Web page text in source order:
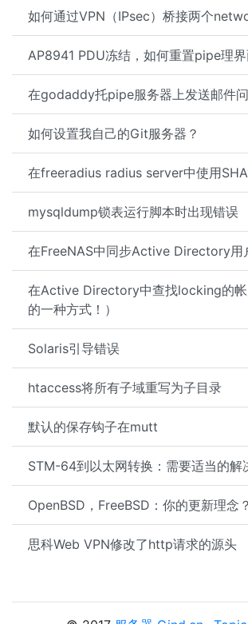
如何通过VPN（IPsec）桥接两个
AP8941 PDU冻结，如何重置pipe理界
在godaddy托pipe服务器上发送邮件
如何设置我自己的Git服务器？
在freeradius radius server中使用
mysqldump锁表运行脚本时出现错误
在FreeNAS中同步Active Directory用
在Active Directory中查找locking的帐
的一种方式！）
Solaris引导错误
htaccess将所有子域重写为子目录
默认的保存钩子在mutt
STM-64到以太网转换：需要适当的解
OpenBSD，FreeBSD：你的更新理念？
思科Web VPN修改了http请求的源头